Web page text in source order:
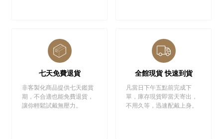
七天免費退貨
非客製化商品提供七天鑑賞
期，不合適也能免費退貨，
讓你輕鬆試戴無壓力。
全館現貨 快速到貨
凡當日下午五點前完成下
單，庫存現貨即當天寄出，
不用久等，迅速配戴上身。